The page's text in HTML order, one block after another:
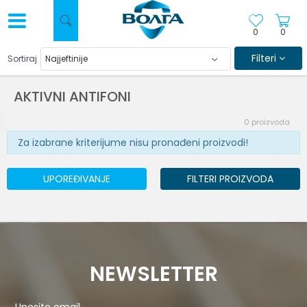
0
0
AKTIVNI ANTIFONI
Sortiraj Filteri
0 proizvoda
Za izabrane kriterijume nisu pronađeni proizvodi!
UPOREĐIVANJE FILTERI PROIZVODA
NEWSLETTER